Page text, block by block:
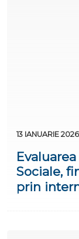
13 IANUARIE 2026
Sociale,
prin